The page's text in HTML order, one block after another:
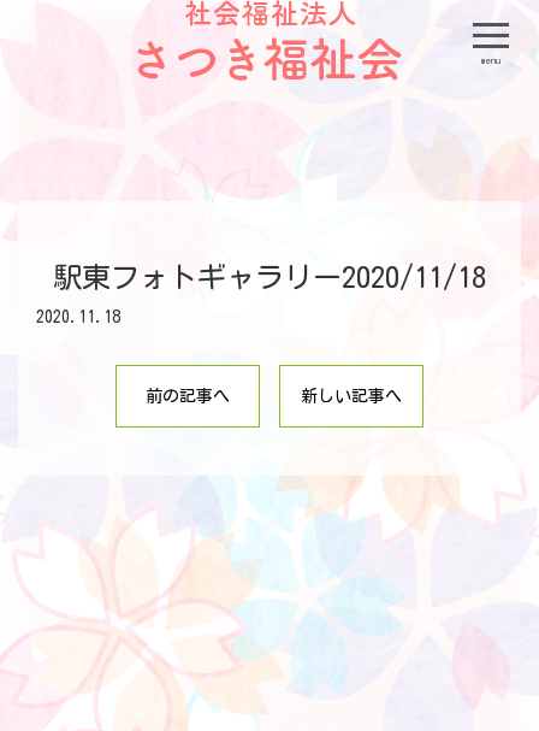
menu
駅東フォトギャラリー2020/11/18
2020.11.18
前の記事へ 新しい記事へ